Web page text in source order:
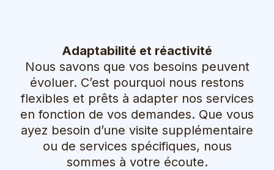
Adaptabilité et réactivité
Nous savons que vos besoins peuvent
évoluer. C’est pourquoi nous restons
flexibles et prêts à adapter nos services
en fonction de vos demandes. Que vous
ayez besoin d’une visite supplémentaire
ou de services spécifiques, nous
sommes à votre écoute.